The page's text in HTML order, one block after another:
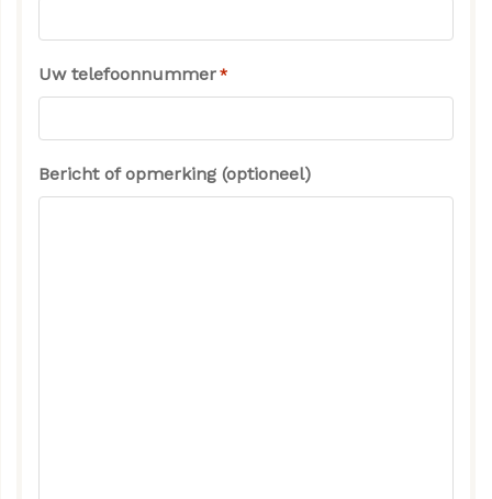
Uw telefoonnummer *
Bericht of opmerking (optioneel)